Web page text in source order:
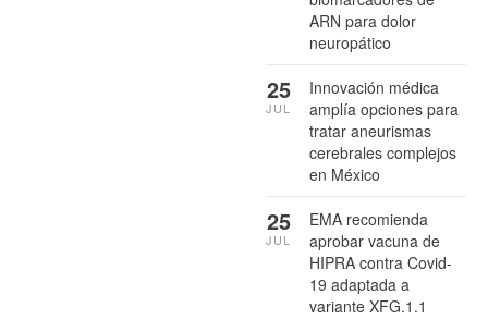
ARN para dolor
neuropático
Innovación médica
amplía opciones para
tratar aneurismas
cerebrales complejos
en México
25
JUL
EMA recomienda
aprobar vacuna de
HIPRA contra Covid-
19 adaptada a
variante XFG.1.1
25
JUL